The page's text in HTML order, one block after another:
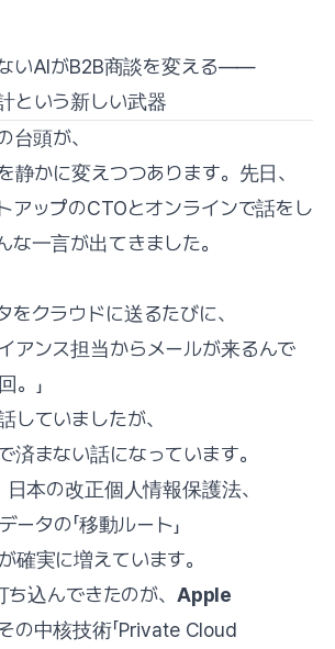
いAIがB2B商談を変える——
という新しい武器
台頭が、
静かに変えつつあります。先日、
アップのCTOとオンラインで話をし
な一言が出てきました。
をクラウドに送るたびに、
アンス担当からメールが来るんで
。」
していましたが、
済まない話になっています。
日本の改正個人情報保護法、
ータの「移動ルート」
確実に増えています。
込んできたのが、 Apple
の中核技術「Private Cloud